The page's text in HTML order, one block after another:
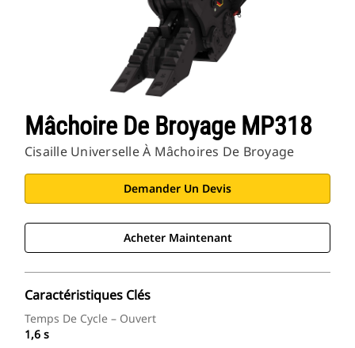
Mâchoire De Broyage MP318
Cisaille Universelle À Mâchoires De Broyage
Demander Un Devis
Acheter Maintenant
Caractéristiques Clés
Temps De Cycle – Ouvert
1,6 s